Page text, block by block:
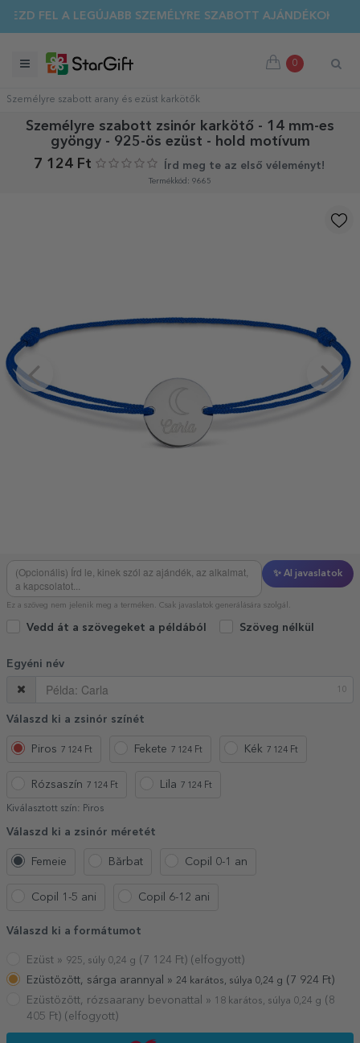
FEL A LEGÚJABB SZEMÉLYRE SZABOTT AJÁNDÉKOKAT!
0
Személyre szabott arany és ezüst karkötők
Személyre szabott zsinór karkötő - 14 mm-es
gyöngy - 925-ös ezüst - hold motívum
7 124 Ft
Írd meg te az első véleményt!
Termékkód: 9665
✨ AI javaslatok
Ez a szöveg nem jelenik meg a terméken. Csak javaslatok generálására szolgál.
Vedd át a szövegeket a példából Szöveg nélkül
Egyéni név
10
Válaszd ki a zsinór színét
Piros 7 124 Ft Fekete 7 124 Ft Kék 7 124 Ft
Rózsaszín 7 124 Ft Lila 7 124 Ft
Kiválasztott szín: Piros
Válaszd ki a zsinór méretét
Femeie Bărbat Copil 0-1 an
Copil 1-5 ani Copil 6-12 ani
Válaszd ki a formátumot
Ezüst » 925, súly 0,24 g ( 7 124 Ft) (elfogyott)
Ezüstözött, sárga arannyal » 24 karátos, súlya 0,24 g ( 7 924 Ft)
Ezüstözött, rózsaarany bevonattal » 18 karátos, súlya 0,24 g ( 8
405 Ft) (elfogyott)